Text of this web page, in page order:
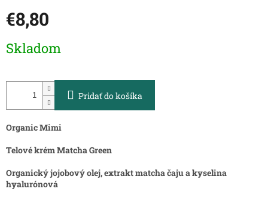
€8,80
cena:
Skladom
Pridať do košíka
Organic Mimi
Telové krém Matcha Green
Organický jojobový olej, extrakt matcha čaju a kyselina
hyalurónová